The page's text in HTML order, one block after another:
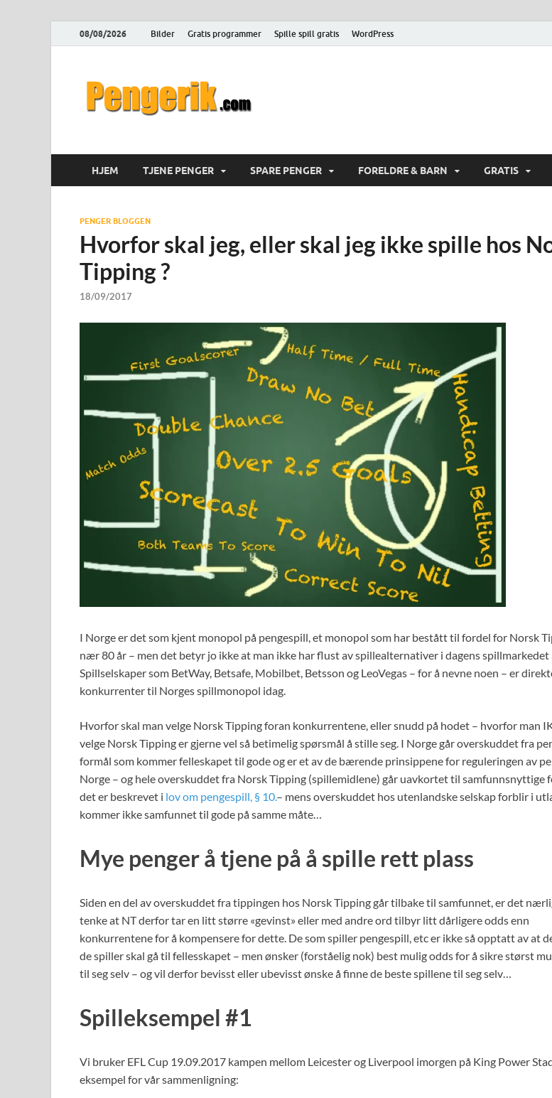
08/08/2026 Bilder Gratis programmer Spille spill gratis WordPress
HJEM TJENE PENGER SPARE PENGER FORELDRE & BARN GRATIS
PENGER BLOGGEN
Hvorfor skal jeg, eller skal jeg ikke spille hos
Tipping ?
18/09/2017
I Norge er det som kjent monopol på pengespill, et monopol som har bestått til fordel for Norsk
nær 80 år – men det betyr jo ikke at man ikke har flust av spillealternativer i dagens spillmarkedet
Spillselskaper som BetWay, Betsafe, Mobilbet, Betsson og LeoVegas – for å nevne noen – er
konkurrenter til Norges spillmonopol idag.
Hvorfor skal man velge Norsk Tipping foran konkurrentene, eller snudd på hodet – hvorfor man
velge Norsk Tipping er gjerne vel så betimelig spørsmål å stille seg. I Norge går overskuddet fra
formål som kommer felleskapet til gode og er et av de bærende prinsippene for reguleringen av
Norge – og hele overskuddet fra Norsk Tipping (spillemidlene) går uavkortet til samfunnsnyttige
det er beskrevet i lov om pengespill, § 10.– mens overskuddet hos utenlandske selskap forblir i
kommer ikke samfunnet til gode på samme måte…
Mye penger å tjene på å spille rett plass
Siden en del av overskuddet fra tippingen hos Norsk Tipping går tilbake til samfunnet, er det
tenke at NT derfor tar en litt større «gevinst» eller med andre ord tilbyr litt dårligere odds enn
konkurrentene for å kompensere for dette. De som spiller pengespill, etc er ikke så opptatt av at
de spiller skal gå til fellesskapet – men ønsker (forståelig nok) best mulig odds for å sikre størst
til seg selv – og vil derfor bevisst eller ubevisst ønske å finne de beste spillene til seg selv…
Spilleksempel #1
Vi bruker EFL Cup 19.09.2017 kampen mellom Leicester og Liverpool imorgen på King Power
eksempel for vår sammenligning: